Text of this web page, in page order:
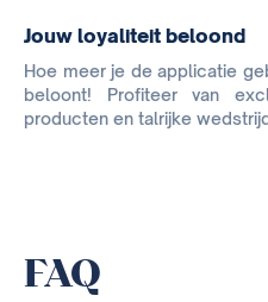
Jouw loyaliteit beloond
Hoe meer je de applicatie
beloont! Profiteer van
producten en talrijke
FAQ